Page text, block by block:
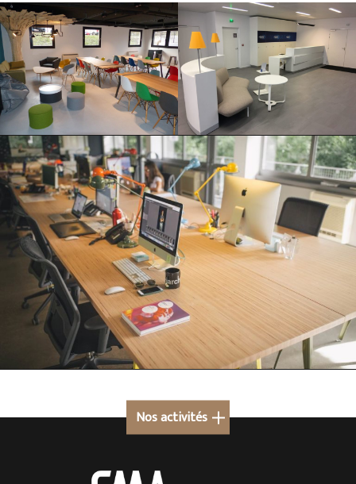
Nos activités